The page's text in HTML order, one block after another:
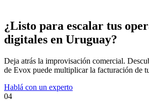
¿Listo para escalar tus
digitales en Uruguay?
Deja atrás la improvisación comercial.
de Evox puede multiplicar la facturación de
Hablá con un experto
04